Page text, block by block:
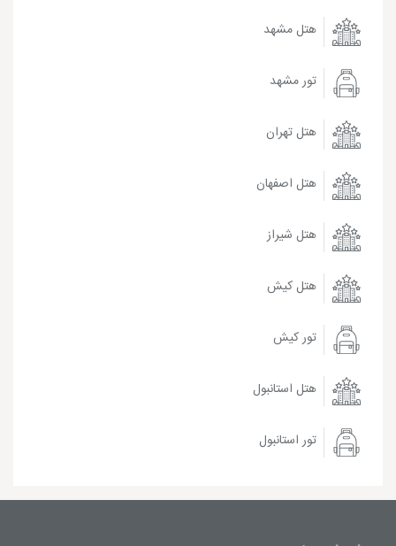
هتل مشهد
تور مشهد
هتل تهران
هتل اصفهان
هتل شیراز
هتل کیش
تور کیش
هتل استانبول
تور استانبول